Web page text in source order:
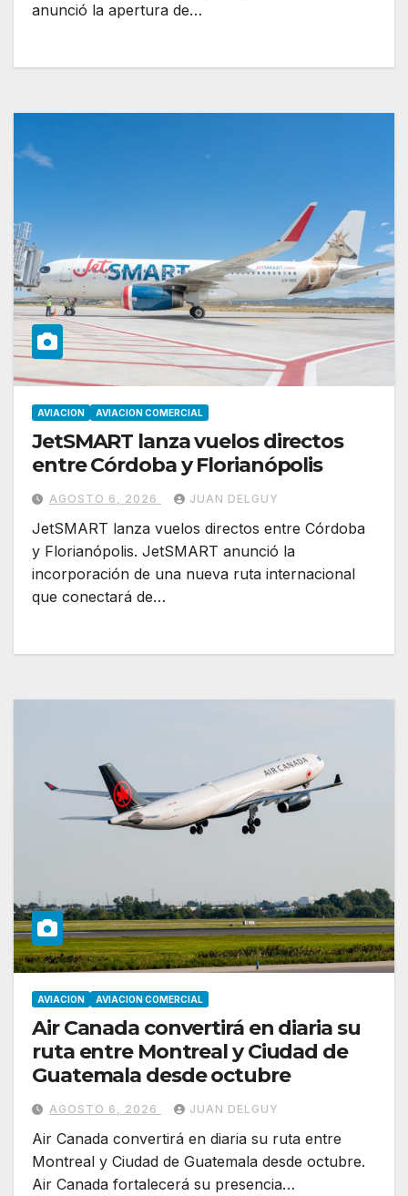
anunció la apertura de…
AVIACION AVIACION COMERCIAL
JetSMART lanza vuelos directos
entre Córdoba y Florianópolis
AGOSTO 6, 2026 JUAN DELGUY
JetSMART lanza vuelos directos entre Córdoba
y Florianópolis. JetSMART anunció la
incorporación de una nueva ruta internacional
que conectará de…
AVIACION AVIACION COMERCIAL
Air Canada convertirá en diaria su
ruta entre Montreal y Ciudad de
Guatemala desde octubre
AGOSTO 6, 2026 JUAN DELGUY
Air Canada convertirá en diaria su ruta entre
Montreal y Ciudad de Guatemala desde octubre.
Air Canada fortalecerá su presencia…